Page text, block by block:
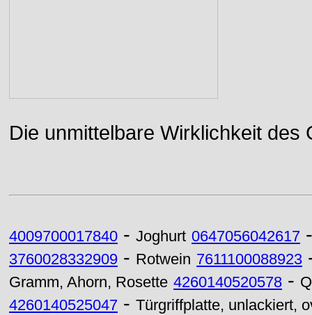
Die unmittelbare Wirklichkeit des
4009700017840 - Joghurt 0647056042617
3760028332909 - Rotwein 7611100088923
Gramm, Ahorn, Rosette 4260140520578 -
4260140525047 - Türgriffplatte, unlackiert,